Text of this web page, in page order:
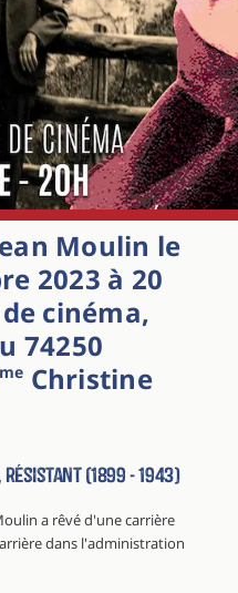
Moulin le
2023 à 20
cinéma,
74250
me Christine
(1899 - 1943)
a rêvé d'une carrière
dans l'administration